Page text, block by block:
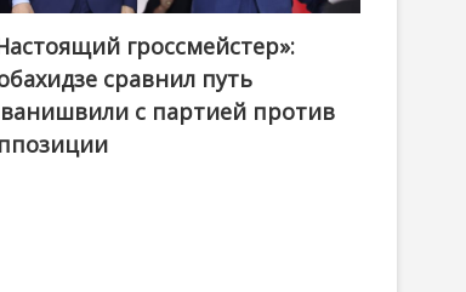
ოცნება / Georgian Dream
гроссмейстер»:
сравнил путь
с партией против